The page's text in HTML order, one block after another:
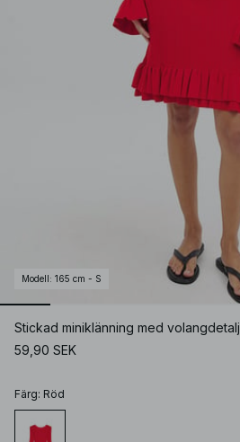
Modell : 165 cm - S
Stickad miniklänning med volangdetalj
59,90 SEK
Färg: Röd